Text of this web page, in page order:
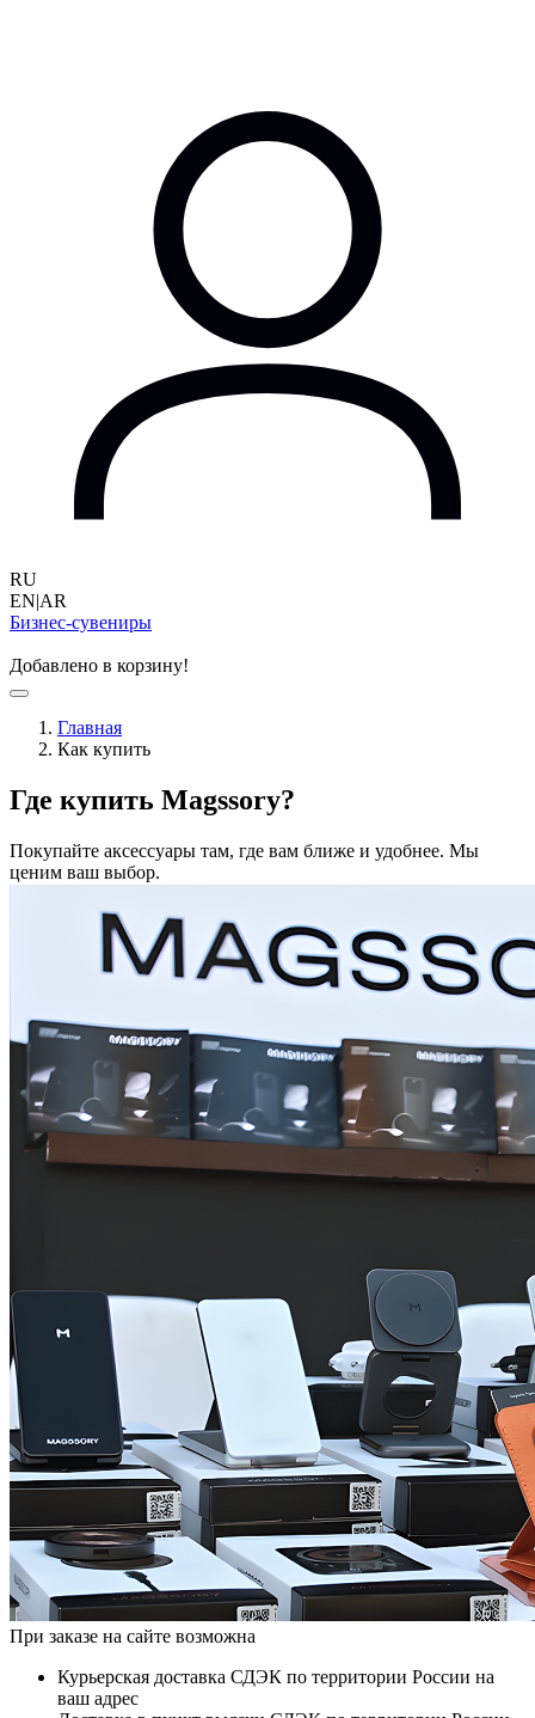
RU
EN|AR
Бизнес-сувениры
Добавлено в корзину!
Главная
Как купить
Где купить Magssory?
Покупайте аксессуары там, где вам ближе и удобнее. Мы
ценим ваш выбор.
При заказе на сайте возможна
Курьерская доставка СДЭК по территории России на
ваш адрес